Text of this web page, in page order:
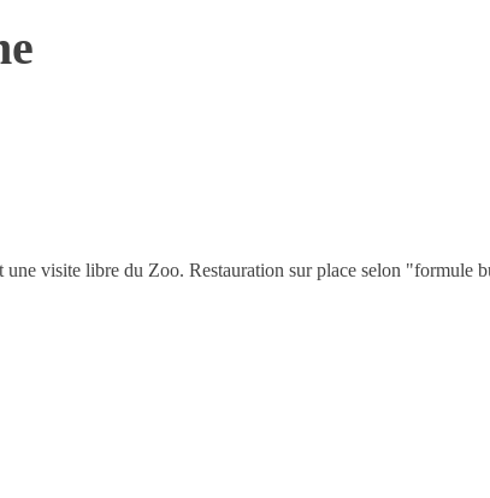
une visite libre du Zoo. Restauration sur place selon "formule